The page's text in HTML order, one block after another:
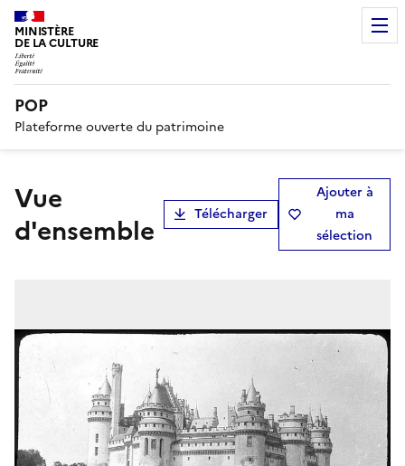
MINISTÈRE
DE LA CULTURE
POP
Plateforme ouverte du patrimoine
Vue
d'ensemble
Télécharger
Ajouter à
ma
sélection